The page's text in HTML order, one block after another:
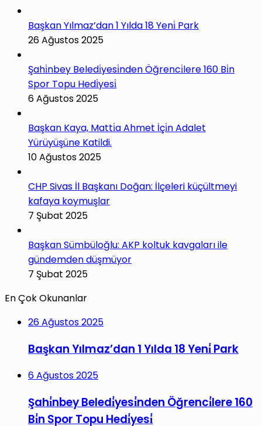
Başkan Yılmaz’dan 1 Yılda 18 Yeni̇ Park
26 Ağustos 2025
Şahi̇nbey Beledi̇yesi̇nden Öğrenci̇lere 160 Bi̇n
Spor Topu Hedi̇yesi̇
6 Ağustos 2025
Başkan Kaya, Matti̇a Ahmet İçi̇n Adalet
Yürüyüşüne Katildi.
10 Ağustos 2025
CHP Sivas İl Başkanı Doğan: İlçeleri küçültmeyi
kafaya koymuşlar
7 Şubat 2025
Başkan Sümbüloğlu: AKP koltuk kavgaları ile
gündemden düşmüyor
7 Şubat 2025
En Çok Okunanlar
26 Ağustos 2025
Başkan Yılmaz’dan 1 Yılda 18 Yeni̇ Park
6 Ağustos 2025
Şahi̇nbey Beledi̇yesi̇nden Öğrenci̇lere 160
Bi̇n Spor Topu Hedi̇yesi̇